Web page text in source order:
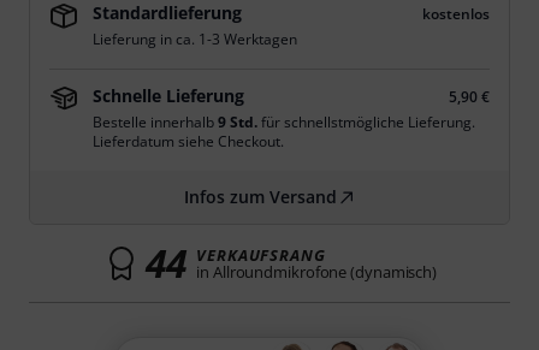
Standardlieferung
kostenlos
Lieferung in ca. 1-3 Werktagen
Schnelle Lieferung
5,90 €
Bestelle innerhalb9 Std.für schnellstmögliche Lieferung.
Lieferdatum siehe Checkout.
Infos zum Versand
44 VERKAUFSRANG
in Allroundmikrofone (dynamisch)